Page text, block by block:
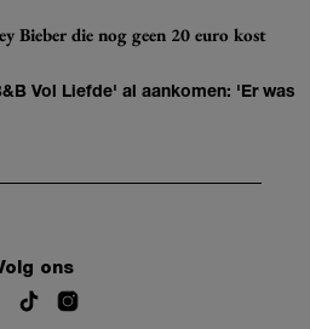
Bieber die nog geen 20 euro kost
Vol Liefde' al aankomen: 'Er was
ons